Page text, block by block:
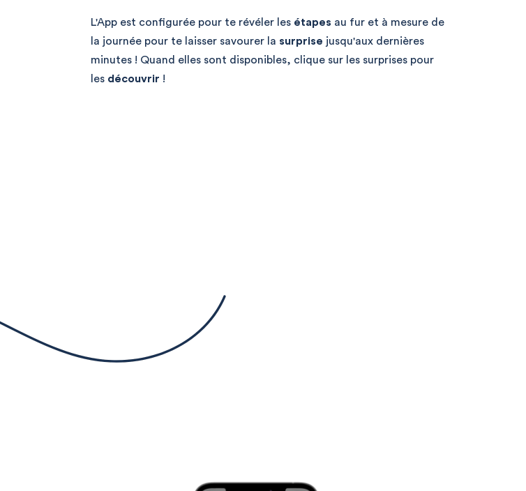
L'App est configurée pour te révéler les étapes au fur et à mesure de
la journée pour te laisser savourer la surprise jusqu'aux dernières
minutes ! Quand elles sont disponibles, clique sur les surprises pour
les découvrir !